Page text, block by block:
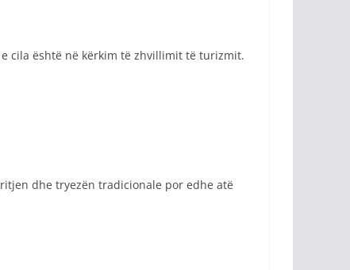
cila është në kërkim të zhvillimit të turizmit.
dhe tryezën tradicionale por edhe atë